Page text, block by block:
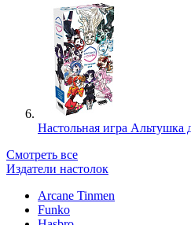
Настольная игра Альтушка
Смотреть все
Издатели настолок
Arcane Tinmen
Funko